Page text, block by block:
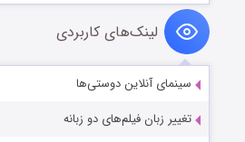
لینک‌های کاربردی
سینمای آنلاین دوستی‌ها
تغییر زبان فیلم‌های دو زبانه